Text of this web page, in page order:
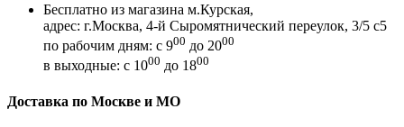
Бесплатно из магазина м.Курская,
адрес: г.Москва, 4-й Сыромятнический переулок, 3/5 с5
по рабочим дням: с 900 до 2000
в выходные: с 1000 до 1800
Доставка по Москве и МО